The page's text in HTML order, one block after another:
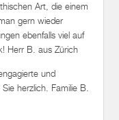
Art, die einem
gern wieder
ebenfalls viel auf
Herr B. aus Zürich
und
herzlich. Familie B.